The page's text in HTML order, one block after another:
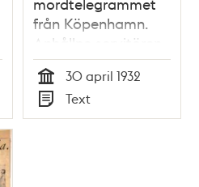
från Köpenhamn.
Anhållne servitören
spelade kort hos
väninnor då mordet
begicks.
Tid
30 april 1932
Typ
Text